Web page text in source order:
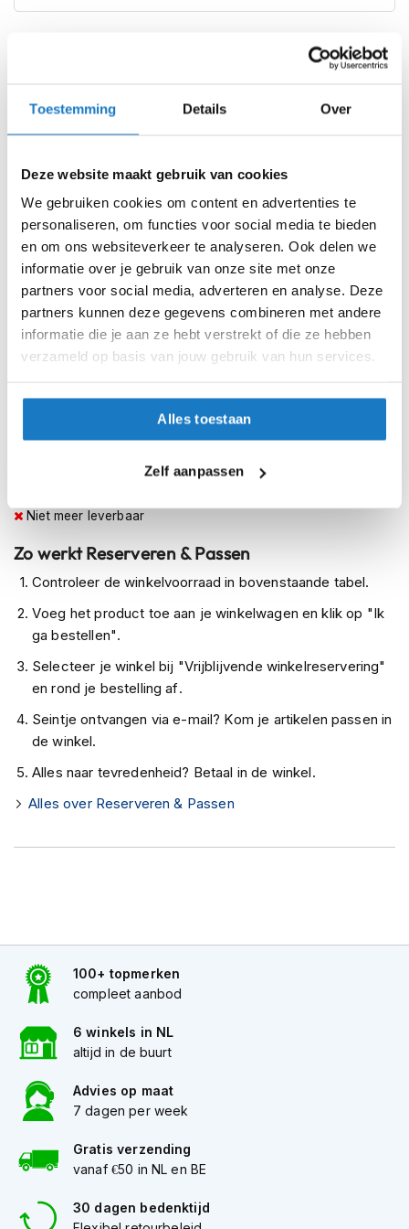
Toestemming Details Over
Deze website maakt gebruik van cookies
We gebruiken cookies om content en advertenties te
personaliseren, om functies voor social media te bieden
en om ons websiteverkeer te analyseren. Ook delen we
informatie over je gebruik van onze site met onze
partners voor social media, adverteren en analyse. Deze
partners kunnen deze gegevens combineren met andere
informatie die je aan ze hebt verstrekt of die ze hebben
verzameld op basis van jouw gebruik van hun services.
Alles toestaan
Zelf aanpassen
i
k
h
e
m
n
H
r
e
n
m
o
t
r
a
e
s
m
o
o
h
e
m
e
n
i
t
o
r
h
e
l
m
e
n
c
REV'IT Tectonic H2O Jacket
Online Amsterdam
L
M
S
XL
XXL
Op voorraad
Niet meer leverbaar
Zo werkt Reserveren & Passen
Controleer de winkelvoorraad in bovenstaande tabel.
Voeg het product toe aan je winkelwagen en klik op "Ik
ga bestellen".
Selecteer je winkel bij "Vrijblijvende winkelreservering"
en rond je bestelling af.
Seintje ontvangen via e-mail? Kom je artikelen passen in
de winkel.
Alles naar tevredenheid? Betaal in de winkel.
Alles over Reserveren & Passen
100+ topmerken
compleet aanbod
6 winkels in NL
altijd in de buurt
Advies op maat
7 dagen per week
Gratis verzending
vanaf €50 in NL en BE
30 dagen bedenktijd